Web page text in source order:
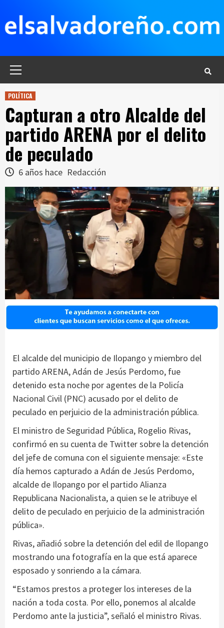
contenido
POLÍTICA
Capturan a otro Alcalde del
partido ARENA por el delito
de peculado
6 años hace Redacción
El alcalde del municipio de Ilopango y miembro del
partido ARENA, Adán de Jesús Perdomo, fue
detenido esta noche por agentes de la Policía
Nacional Civil (PNC) acusado por el delito de
peculado en perjuicio de la administración pública.
El ministro de Seguridad Pública, Rogelio Rivas,
confirmó en su cuenta de Twitter sobre la detención
del jefe de comuna con el siguiente mensaje: «Este
día hemos capturado a Adán de Jesús Perdomo,
alcalde de Ilopango por el partido Alianza
Republicana Nacionalista, a quien se le atribuye el
delito de peculado en perjuicio de la administración
pública».
Rivas, añadió sobre la detención del edil de Ilopango
mostrando una fotografía en la que está aparece
esposado y sonriendo a la cámara.
“Estamos prestos a proteger los intereses de la
nación a toda costa. Por ello, ponemos al alcalde
Perdomo ante la justicia”, señaló el ministro Rivas.